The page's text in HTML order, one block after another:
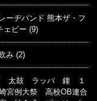
ヂバンド 熊本ザ・フ
ェビー (9)
み (2)
太鼓 ラッパ 鐘 １
宮例大祭 高校OB連合